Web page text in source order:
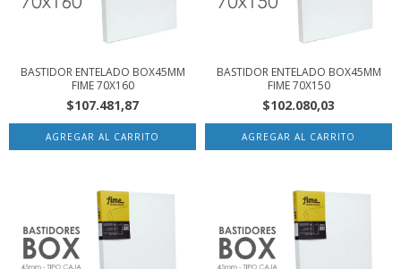
BASTIDOR ENTELADO BOX45MM
FIME 70X160
$107.481,87
BASTIDOR ENTELADO BOX45MM
FIME 70X150
$102.080,03